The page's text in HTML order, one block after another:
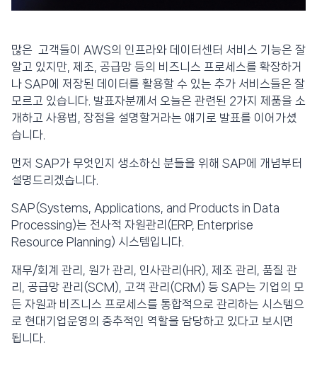
많은 고객들이 AWS의 인프라와 데이터센터 서비스 기능은 잘
알고 있지만, 제조, 공급망 등의 비즈니스 프로세스를 확장하거
나 SAP에 저장된 데이터를 활용할 수 있는 추가 서비스들은 잘
모르고 있습니다. 발표자분께서 오늘은 관련된 2가지 제품을 소
개하고 사용법, 장점을 설명할거라는 얘기로 발표를 이어가셨
습니다.
먼저 SAP가 무엇인지 생소하신 분들을 위해 SAP에 개념부터
설명드리겠습니다.
SAP(Systems, Applications, and Products in Data
Processing)는 전사적 자원관리(ERP, Enterprise
Resource Planning) 시스템입니다.
재무/회계 관리, 원가 관리, 인사관리(HR), 제조 관리, 품질 관
리, 공급망 관리(SCM), 고객 관리(CRM) 등 SAP는 기업의 모
든 자원과 비즈니스 프로세스를 통합적으로 관리하는 시스템으
로 현대기업운영의 중추적인 역할을 담당하고 있다고 보시면
됩니다.